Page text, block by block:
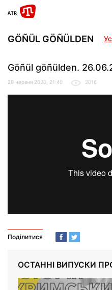
GÖÑÜL GÖÑÜLDEN
Göñül göñülden.
29 червня 2020, 21:40 2016
Поділитися
ОСТАННІ ВИПУСКИ